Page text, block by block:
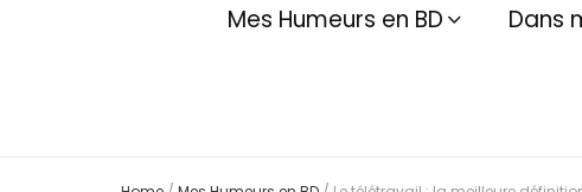
Mes Humeurs en BD Dans